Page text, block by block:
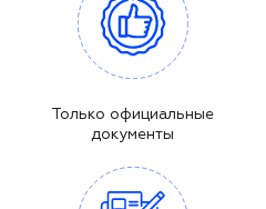
Только официальные
документы